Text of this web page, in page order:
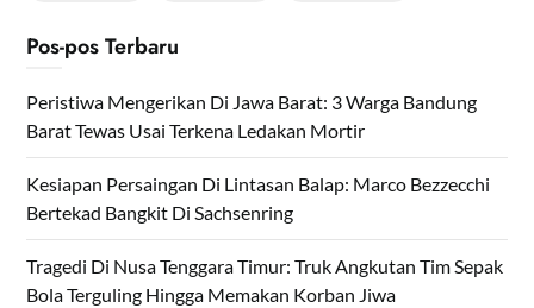
Pos-pos Terbaru
Peristiwa Mengerikan Di Jawa Barat: 3 Warga Bandung
Barat Tewas Usai Terkena Ledakan Mortir
Kesiapan Persaingan Di Lintasan Balap: Marco Bezzecchi
Bertekad Bangkit Di Sachsenring
Tragedi Di Nusa Tenggara Timur: Truk Angkutan Tim Sepak
Bola Terguling Hingga Memakan Korban Jiwa